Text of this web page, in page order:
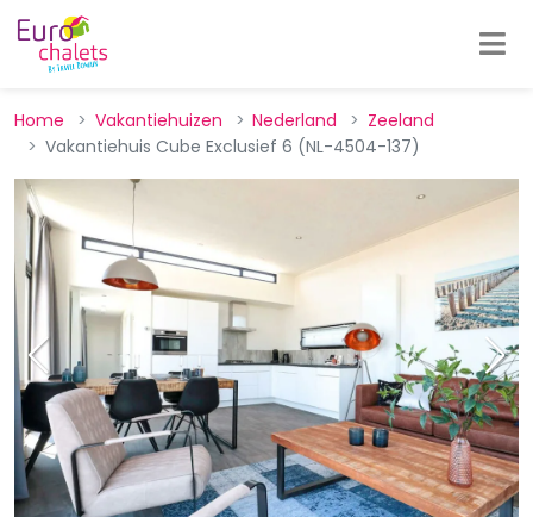
Home Vakantiehuizen Nederland
Zeeland
Vakantiehuis Cube Exclusief 6 (NL-4504-137)